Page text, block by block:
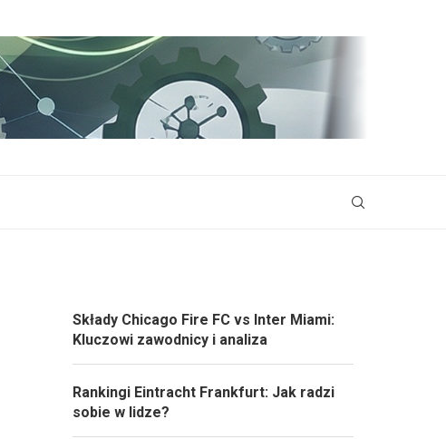
Składy Chicago Fire FC vs Inter Miami:
Kluczowi zawodnicy i analiza
Rankingi Eintracht Frankfurt: Jak radzi
sobie w lidze?